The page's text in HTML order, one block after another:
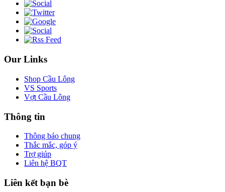
Our Links
Shop Cầu Lông
VS Sports
Vợt Cầu Lông
Thông tin
Thông báo chung
Thắc mắc, góp ý
Trợ giúp
Liên hệ BQT
Liên kết bạn bè